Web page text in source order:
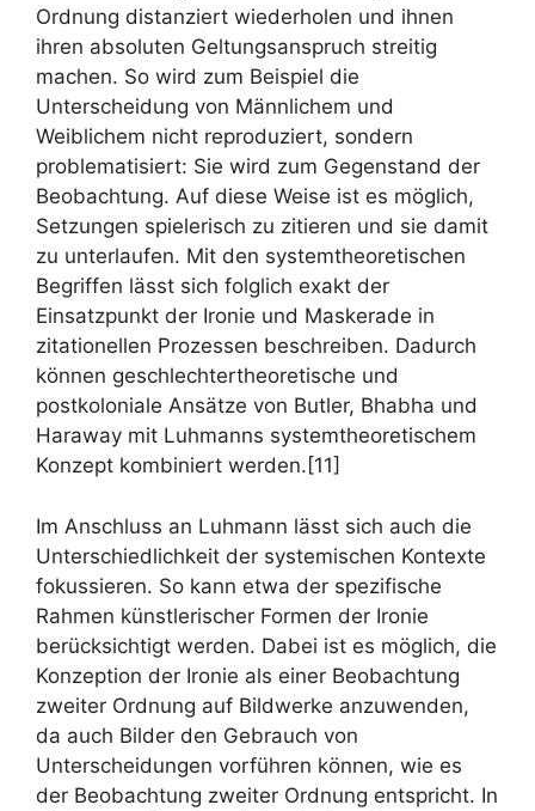
Ordnung distanziert wiederholen und ihnen
ihren absoluten Geltungsanspruch streitig
machen. So wird zum Beispiel die
Unterscheidung von Männlichem und
Weiblichem nicht reproduziert, sondern
problematisiert: Sie wird zum Gegenstand der
Beobachtung. Auf diese Weise ist es möglich,
Setzungen spielerisch zu zitieren und sie damit
zu unterlaufen. Mit den systemtheoretischen
Begriffen lässt sich folglich exakt der
Einsatzpunkt der Ironie und Maskerade in
zitationellen Prozessen beschreiben. Dadurch
können geschlechtertheoretische und
postkoloniale Ansätze von Butler, Bhabha und
Haraway mit Luhmanns systemtheoretischem
Konzept kombiniert werden.[11]
Im Anschluss an Luhmann lässt sich auch die
Unterschiedlichkeit der systemischen Kontexte
fokussieren. So kann etwa der spezifische
Rahmen künstlerischer Formen der Ironie
berücksichtigt werden. Dabei ist es möglich, die
Konzeption der Ironie als einer Beobachtung
zweiter Ordnung auf Bildwerke anzuwenden,
da auch Bilder den Gebrauch von
Unterscheidungen vorführen können, wie es
der Beobachtung zweiter Ordnung entspricht. In